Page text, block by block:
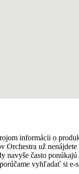
informácii o
Orchestra už
navyše často ponúkajú
vyhľadať si